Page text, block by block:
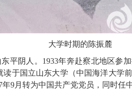
大学时期的陈振麓
东平阴人。 1933年奔赴察北地区参
读于国立山东大学（中国海洋大学
年9月转为中国共产党党员，同时任